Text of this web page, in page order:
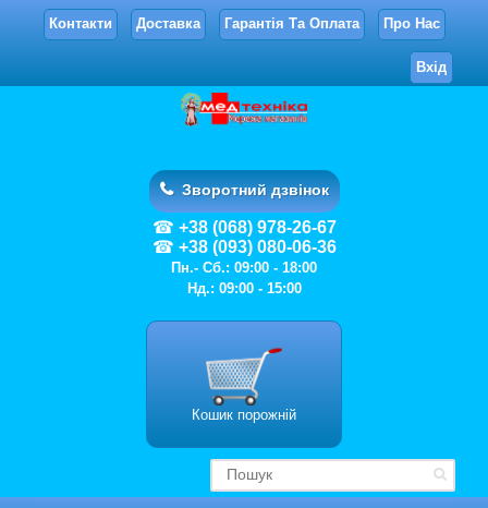
Контакти Доставка Гарантія Та Оплата Про Нас
Вхід
Зворотний дзвінок
+38 (068) 978-26-67
+38 (093) 080-06-36
Пн.- Сб.: 09:00 - 18:00
Нд.: 09:00 - 15:00
Кошик порожній